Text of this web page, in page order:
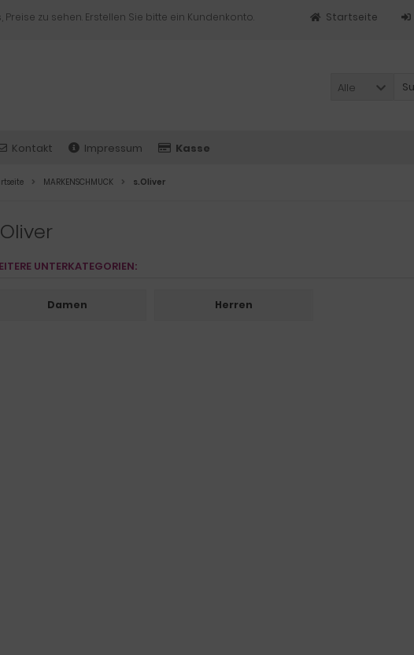
Preise zu sehen. Erstellen Sie bitte ein Kundenkonto. Startseite
Alle
Kontakt Impressum Kasse
MARKENSCHMUCK s.Oliver
UNTERKATEGORIEN:
Damen Herren